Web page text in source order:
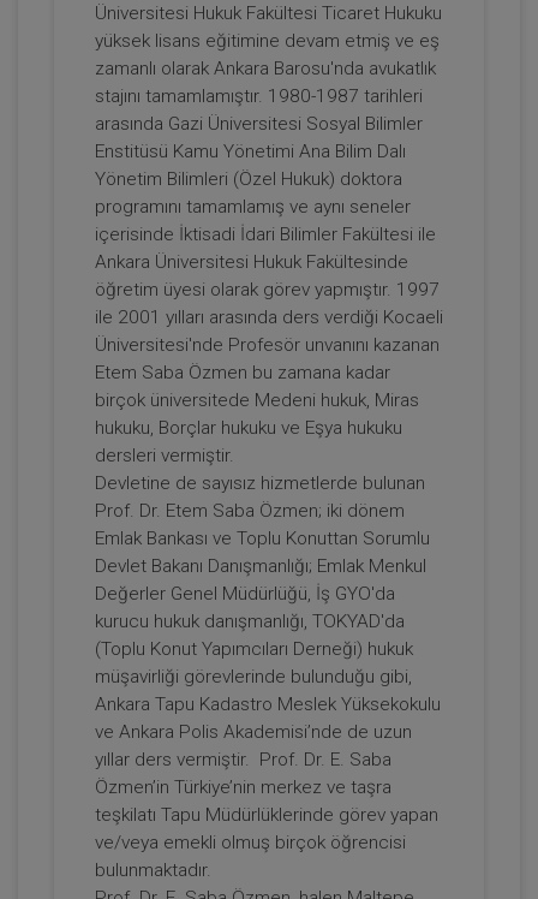
Kamulaştırma Kanunu 10/XIV ve 14/Son
Fıkra Hükümlerinin İptaline Bağlı
Sonuçlar Video Kaydı
ARMAĞANIMIZDIR
Sepete Ekle
Devre Mülk Hakkının Emeklinin Emlak
Vergisi Muafiyetini Kaldırması ve 7464
Sayılı Kanun Uyarınca Günübirlik
Kiralanmasına Dayalı Yanılgılar Video
Eğitimi
300 TL Sepete Ekle
Prof. Dr. Etem Saba ÖZMEN
Üniversitesi Hukuk Fakültesi Ticaret Hukuku
yüksek lisans eğitimine devam etmiş ve eş
zamanlı olarak Ankara Barosu'nda avukatlık
stajını tamamlamıştır. 1980-1987 tarihleri
arasında Gazi Üniversitesi Sosyal Bilimler
Enstitüsü Kamu Yönetimi Ana Bilim Dalı
Yönetim Bilimleri (Özel Hukuk) doktora
programını tamamlamış ve aynı seneler
içerisinde İktisadi İdari Bilimler Fakültesi ile
Ankara Üniversitesi Hukuk Fakültesinde
öğretim üyesi olarak görev yapmıştır. 1997
ile 2001 yılları arasında ders verdiği Kocaeli
Üniversitesi'nde Profesör unvanını kazanan
Etem Saba Özmen bu zamana kadar
birçok üniversitede Medeni hukuk, Miras
hukuku, Borçlar hukuku ve Eşya hukuku
dersleri vermiştir.
Devletine de sayısız hizmetlerde bulunan
Prof. Dr. Etem Saba Özmen; iki dönem
Emlak Bankası ve Toplu Konuttan Sorumlu
Devlet Bakanı Danışmanlığı; Emlak Menkul
Değerler Genel Müdürlüğü, İş GYO'da
kurucu hukuk danışmanlığı, TOKYAD'da
(Toplu Konut Yapımcıları Derneği) hukuk
müşavirliği görevlerinde bulunduğu gibi,
Ankara Tapu Kadastro Meslek Yüksekokulu
ve Ankara Polis Akademisi’nde de uzun
yıllar ders vermiştir. Prof. Dr. E. Saba
Özmen’in Türkiye’nin merkez ve taşra
teşkilatı Tapu Müdürlüklerinde görev yapan
ve/veya emekli olmuş birçok öğrencisi
bulunmaktadır.